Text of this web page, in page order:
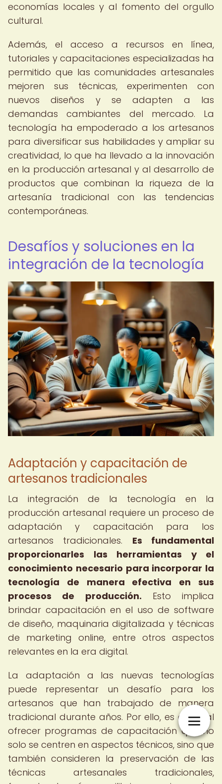
economías locales y al fomento del orgullo
cultural.
Además, el acceso a recursos en línea,
tutoriales y capacitaciones especializadas ha
permitido que las comunidades artesanales
mejoren sus técnicas, experimenten con
nuevos diseños y se adapten a las
demandas cambiantes del mercado. La
tecnología ha empoderado a los artesanos
para diversificar sus habilidades y ampliar su
creatividad, lo que ha llevado a la innovación
en la producción artesanal y al desarrollo de
productos que combinan la riqueza de la
artesanía tradicional con las tendencias
contemporáneas.
Desafíos y soluciones en la
integración de la tecnología
Adaptación y capacitación de
artesanos tradicionales
La integración de la tecnología en la
producción artesanal requiere un proceso de
adaptación y capacitación para los
artesanos tradicionales. Es fundamental
proporcionarles las herramientas y el
conocimiento necesario para incorporar la
tecnología de manera efectiva en sus
procesos de producción. Esto implica
brindar capacitación en el uso de software
de diseño, maquinaria digitalizada y técnicas
de marketing online, entre otros aspectos
relevantes en la era digital.
La adaptación a las nuevas tecnologías
puede representar un desafío para los
artesanos que han trabajado de manera
tradicional durante años. Por ello, es esencial
ofrecer programas de capacitación que no
solo se centren en aspectos técnicos, sino que
también consideren la preservación de las
técnicas artesanales tradicionales,